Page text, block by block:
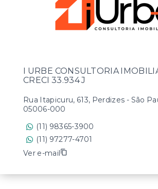
I URBE CONSULTORIA
CRECI 33.934 J
Rua Itapicuru, 613, Perdizes - São
05006-000
(11) 98365-3900
(11) 97277-4701
Ver e-mail